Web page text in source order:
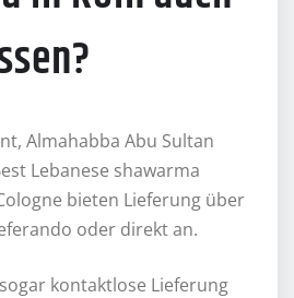
Almahabba Abu Sultan
Lebanese shawarma
bieten Lieferung über
oder direkt an.
kontaktlose Lieferung